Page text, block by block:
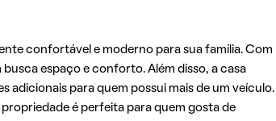
confortável e moderno para sua família. Com
espaço e conforto. Além disso, a casa
para quem possui mais de um veículo.
é perfeita para quem gosta de